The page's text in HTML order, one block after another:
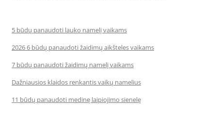
5 būdų panaudoti lauko namelį vaikams
2026 6 būdų panaudoti žaidimų aikšteles vaikams
7 būdų panaudoti žaidimų namelį vaikams
Dažniausios klaidos renkantis vaikų namelius
11 būdų panaudoti medinę laipiojimo sienelę